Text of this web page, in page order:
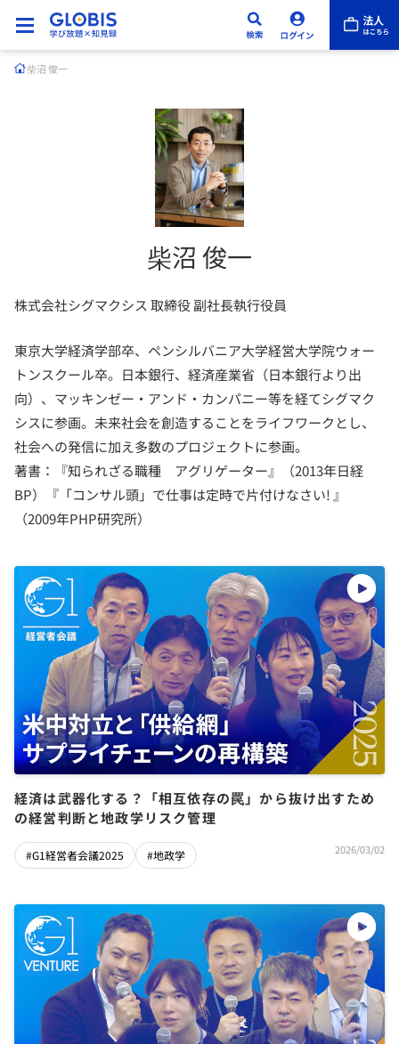
柴沼 俊一
柴沼 俊一
株式会社シグマクシス 取締役 副社長執行役員
東京大学経済学部卒、ペンシルバニア大学経営大学院ウォー
トンスクール卒。日本銀行、経済産業省（日本銀行より出
向）、マッキンゼー・アンド・カンパニー等を経てシグマク
シスに参画。未来社会を創造することをライフワークとし、
社会への発信に加え多数のプロジェクトに参画。
著書：『知られざる職種 アグリゲーター』（2013年日経
BP）『「コンサル頭」で仕事は定時で片付けなさい! 』
（2009年PHP研究所）
経済は武器化する？「相互依存の罠」から抜け出すため
の経営判断と地政学リスク管理
#G1経営者会議2025 #地政学 2026/03/02